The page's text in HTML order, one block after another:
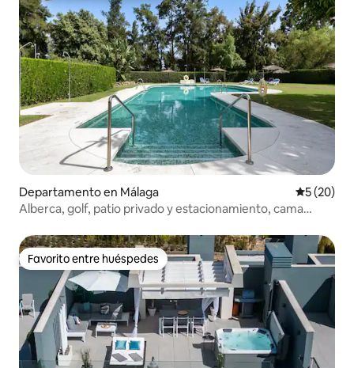
Departamento en Málaga
5 (20)
Alberca, golf, patio privado y estacionamiento, cama
Favorito entre huéspedes
Favorito entre huéspedes